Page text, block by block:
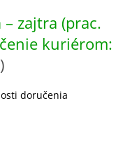
zajtra (prac.
kuriérom:
doručenia